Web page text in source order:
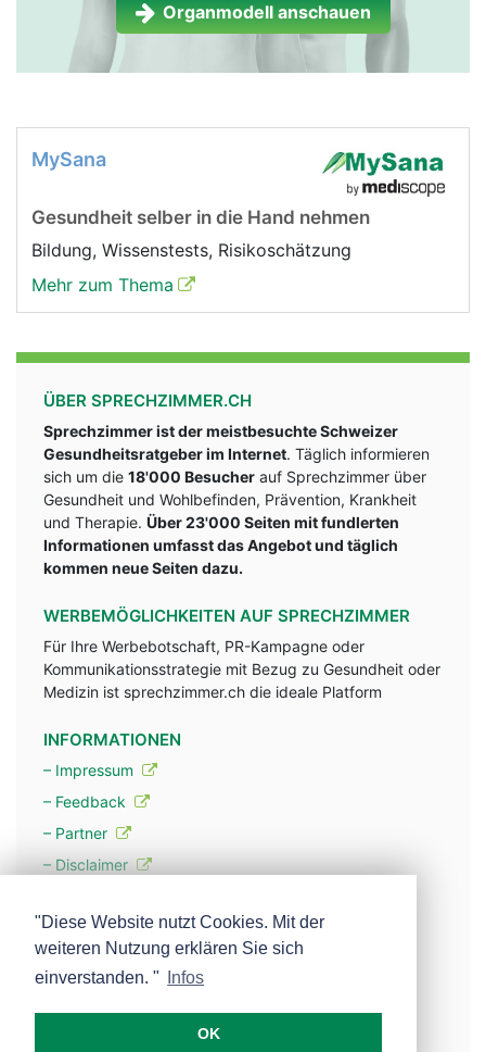
Organmodell anschauen
MySana
Gesundheit selber in die Hand nehmen
Bildung, Wissenstests, Risikoschätzung
Mehr zum Thema
ÜBER SPRECHZIMMER.CH
Sprechzimmer ist der meistbesuchte Schweizer
Gesundheitsratgeber im Internet. Täglich informieren
sich um die 18'000 Besucher auf Sprechzimmer über
Gesundheit und Wohlbefinden, Prävention, Krankheit
und Therapie. Über 23'000 Seiten mit fundlerten
Informationen umfasst das Angebot und täglich
kommen neue Seiten dazu.
WERBEMÖGLICHKEITEN AUF SPRECHZIMMER
Für Ihre Werbebotschaft, PR-Kampagne oder
Kommunikationsstrategie mit Bezug zu Gesundheit oder
Medizin ist sprechzimmer.ch die ideale Platform
INFORMATIONEN
– Impressum
– Feedback
– Partner
– Disclaimer
– Werbung
– Mehr über unsere Experten
"Diese Website nutzt Cookies. Mit der
weiteren Nutzung erklären Sie sich
einverstanden. "
Infos
OK